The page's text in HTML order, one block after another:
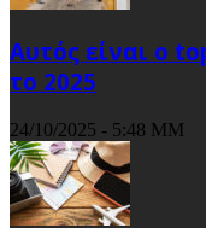
Αυτός είναι ο
το 2025
24/10/2025 - 5:48 ΜΜ